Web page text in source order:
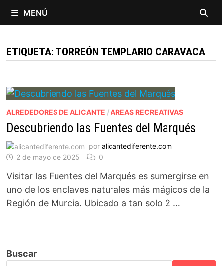
MENÚ
ETIQUETA: TORREÓN TEMPLARIO CARAVACA
ALREDEDORES DE ALICANTE /AREAS RECREATIVAS
Descubriendo las Fuentes del Marqués
por alicantediferente.com
2 de mayo de 2025
0
Visitar las Fuentes del Marqués es sumergirse en
uno de los enclaves naturales más mágicos de la
Región de Murcia. Ubicado a tan solo 2 …
Buscar